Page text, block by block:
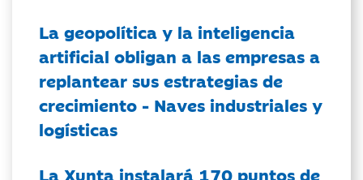
La geopolítica y la inteligencia
artificial obligan a las empresas a
replantear sus estrategias de
crecimiento - Naves industriales y
logísticas
La Xunta instalará 170 puntos de